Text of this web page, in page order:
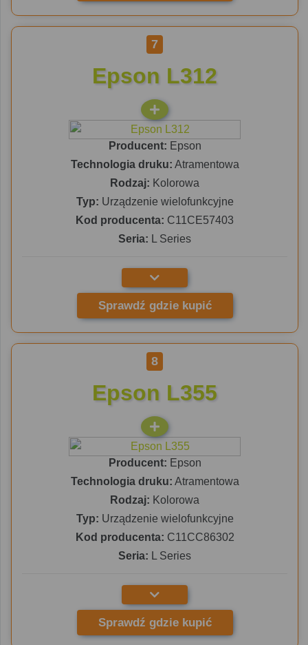
7
Epson L312
Producent: Epson
Technologia druku: Atramentowa
Rodzaj: Kolorowa
Typ: Urządzenie wielofunkcyjne
Kod producenta: C11CE57403
Seria: L Series
Sprawdź gdzie kupić
8
Epson L355
Producent: Epson
Technologia druku: Atramentowa
Rodzaj: Kolorowa
Typ: Urządzenie wielofunkcyjne
Kod producenta: C11CC86302
Seria: L Series
Sprawdź gdzie kupić